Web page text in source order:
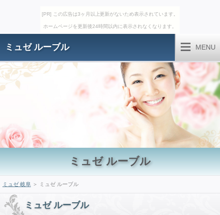
[PR] この広告は3ヶ月以上更新がないため表示されています。
ホームページを更新後24時間以内に表示されなくなります。
ミュゼ ルーブル MENU
ミュゼ ルーブル
ミュゼ 岐阜＞ ミュゼ ルーブル
ミュゼ ルーブル